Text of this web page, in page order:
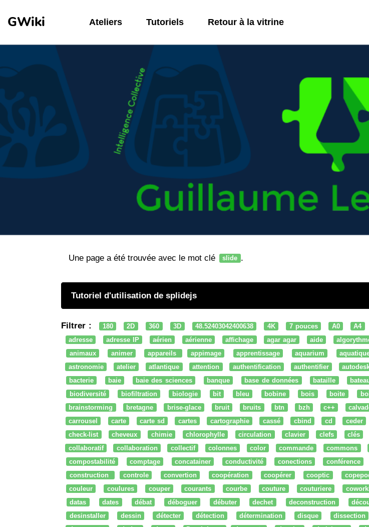
GWiki Ateliers Tutoriels Retour à la vitrine
Une page a été trouvée avec le mot clé slide .
Tutoriel d'utilisation de splidejs
Filtrer : 180 2D 360 3D 48.52403042400638 4K 7 pouces A0 A4
adresse
adresse IP aérien aérienne affichage agar agar aide
animaux
animer appareils appimage apprentissage aquarium
astronomie
atelier atlantique attention authentification authentifier
bacterie
baie baie des sciences banque base de données bataille
biodiversité
biofiltration biologie bit bleu bobine bois boite
brainstorming
bretagne brise-glace bruit bruits btn bzh c++
carrousel
carte carte sd cartes cartographie cassé cbind cd ceder
check-list
cheveux chimie chlorophylle circulation clavier clefs clés
collaboratif
collaboration collectif colonnes color commande commons
compostabilité
comptage concatainer conductivité conections conférence
construction
controle convertion coopération coopérer cooptic
couleur
coulures couper courants courbe couture couturiere
datas
dates débat déboguer débuter dechet deconstruction
desinstaller
dessin détecter détection détermination disque dissection